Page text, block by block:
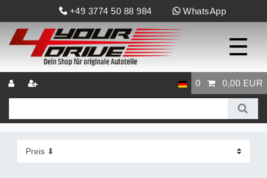
+49 3774 50 88 984 WhatsApp
☰
0 0,00 EUR